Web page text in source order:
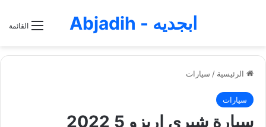
القائمة ابجديه - Abjadih
الرئيسية / سيارات
سيارات
سيارة شيري اريزو 5 2022